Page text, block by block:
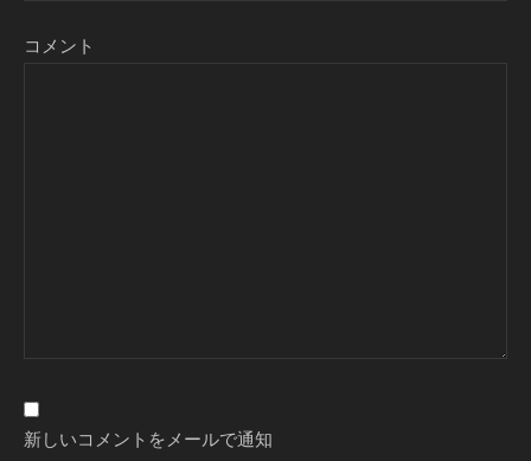
コメント
新しいコメントをメールで通知